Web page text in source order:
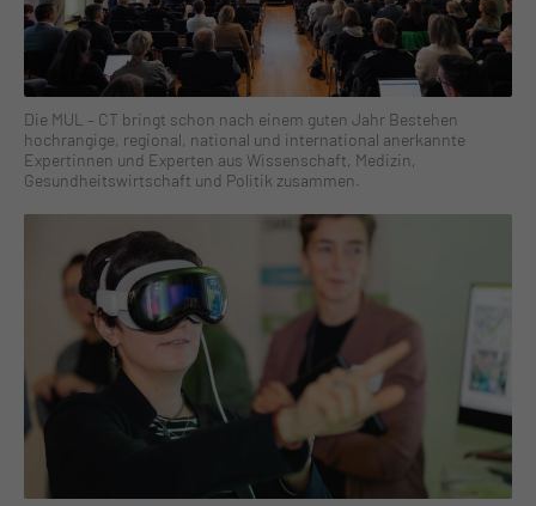
Die MUL – CT bringt schon nach einem guten Jahr Bestehen
hochrangige, regional, national und international anerkannte
Expertinnen und Experten aus Wissenschaft, Medizin,
Gesundheitswirtschaft und Politik zusammen.